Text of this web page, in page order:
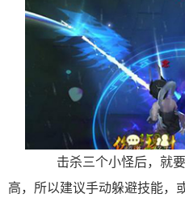
击杀三个小怪后，就要
高，所以建议手动躲避技能，